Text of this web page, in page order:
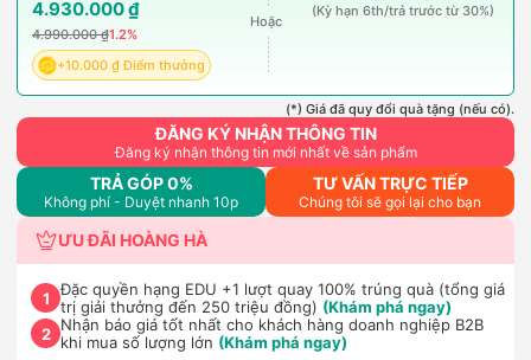
4.930.000 ₫
4.990.000 ₫1.2%
+10.000 ₫ Điểm thưởng
Hoặc
(Kỳ hạn 6th/trả trước từ 30%)
(*) Giá đã quy đổi quà tặng (nếu có).
ĐĂNG KÝ NHẬN THÔNG TIN
Đăng ký nhận thông tin mới nhất về sản phẩm
TRẢ GÓP 0%
Không phí - Duyệt nhanh 10p
TƯ VẤN TRỰC TIẾP
Chúng tôi sẽ gọi lại cho bạn
ƯU ĐÃI HOÀNG HÀ
1
Đặc quyền hạng EDU +1 lượt quay 100% trúng quà (tổng giá
trị giải thưởng đến 250 triệu đồng) (Khám phá ngay)
2 Nhận báo giá tốt nhất cho khách hàng doanh nghiệp B2B
khi mua số lượng lớn (Khám phá ngay)